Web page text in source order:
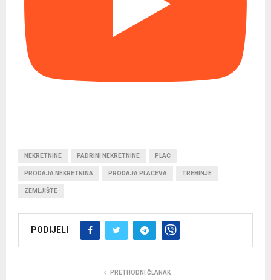
NEKRETNINE PADRINI NEKRETNINE PLAC
PRODAJA NEKRETNINA PRODAJA PLACEVA TREBINJE
ZEMLJIŠTE
PODIJELI
PRETHODNI ČLANAK